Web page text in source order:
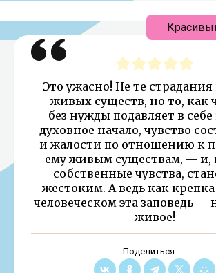
Это ужасно! Не те страдания
живых существ, но то, как
без нужды подавляет в
духовное начало, чувство
и жалости по отношению к
ему живым существам, — и,
собственные чувства,
жестоким. А ведь как крепка
человеческом эта заповедь —
живое!
Поделиться: